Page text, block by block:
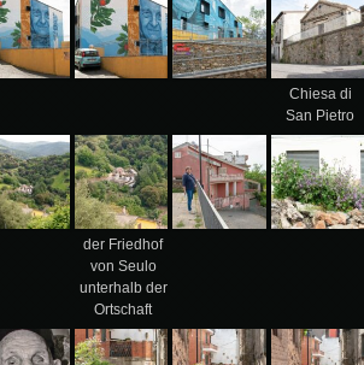
Chiesa di
San Pietro
der Friedhof
von Seulo
unterhalb der
Ortschaft